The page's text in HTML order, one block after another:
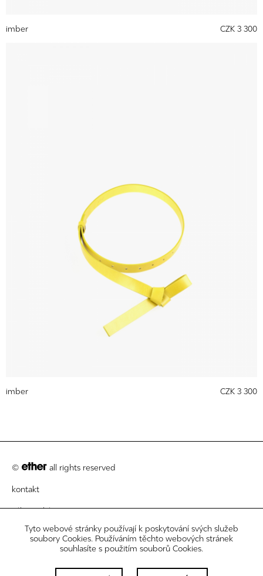
imber CZK 3 300
imber CZK 3 300
© all rights reserved
kontakt
zákaznický servis
právní informace
Tyto webové stránky používají k poskytování svých služeb
soubory Cookies. Používáním těchto webových stránek
souhlasíte s použitím souborů Cookies.